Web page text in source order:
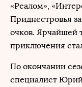
«Реалом»,
Приднестровья
очков. Ярчайшей
приключения
По окончании
специалист